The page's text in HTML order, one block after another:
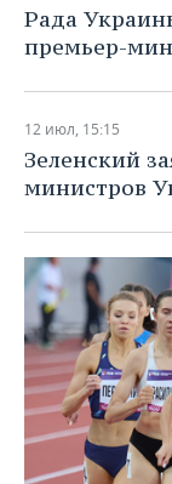
Рада
премьер-
12 июл, 15:15
Зеленский
министров